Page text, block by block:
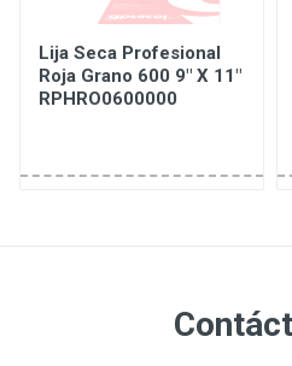
Lija Seca Profesional
Roja Grano 600 9" X 11"
RPHRO0600000